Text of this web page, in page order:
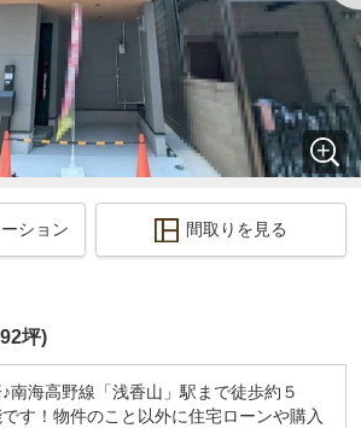
ション 間取りを見る
坪)
南海高野線「浅香山」駅まで徒歩約５
す！物件のこと以外に住宅ローンや購入